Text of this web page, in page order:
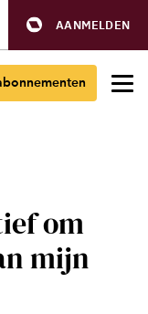
AANMELDEN
om
mijn